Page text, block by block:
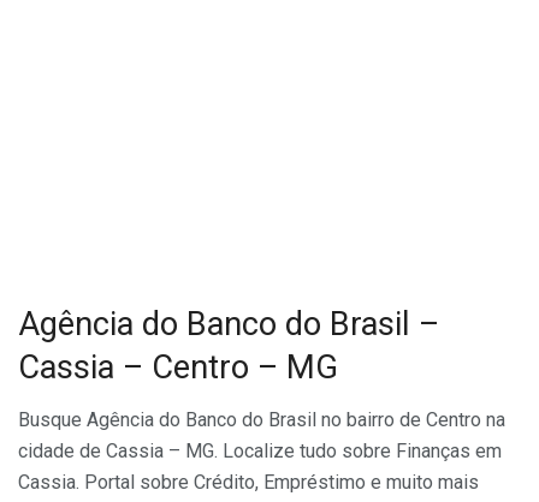
Agência do Banco do Brasil –
Cassia – Centro – MG
Busque Agência do Banco do Brasil no bairro de Centro na
cidade de Cassia – MG. Localize tudo sobre Finanças em
Cassia. Portal sobre Crédito, Empréstimo e muito mais